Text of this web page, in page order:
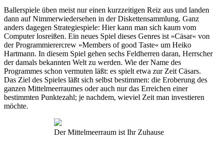
Ballerspiele üben meist nur einen kurzzeitigen Reiz aus und landen
dann auf Nimmerwiedersehen in der Diskettensammlung. Ganz
anders dagegen Strategiespiele: Hier kann man sich kaum vom
Computer losreißen. Ein neues Spiel dieses Genres ist »Cäsar« von
der Programmierercrew »Members of good Taste« um Heiko
Hartmann. In diesem Spiel gehen sechs Feldherren daran, Herrscher
der damals bekannten Welt zu werden. Wie der Name des
Programmes schon vermuten läßt: es spielt etwa zur Zeit Cäsars.
Das Ziel des Spieles läßt sich selbst bestimmen: die Eroberung des
ganzen Mittelmeerraumes oder auch nur das Erreichen einer
bestimmten Punktezahl; je nachdem, wieviel Zeit man investieren
möchte.
Der Mittelmeerraum ist Ihr Zuhause